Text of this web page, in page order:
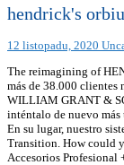
hendrick's
12 listopadu, 2020
The reimagining of HENDRICK'S GIN, certainly not for everyone. Además, en Drinks&Co encontrarás más de 59.000 productos a la venta y somos la tienda de vinos, cervezas y destilados líder en Europa, ¡nuestros más de 38.000 clientes no pueden estar equivocados! Hendricks Gin ist einer der Top Gins überhaupt und sehr bekannt. Sabor: es robusto y sabroso a la vez, inunda el paladar con su sabor. ©2020 IMPORTED BY WILLIAM GRANT & SONS. A seductive twist on the classic Negroni. ©2020 IMPORTED BY WILLIAM GRANT & SONS, Remember tonight... for it is the beginning of always —Dante Alighieri. Por favor, inténtalo de nuevo más tarde. El resultado no puede ser más sorprendente. Fisher-Price Llama Linkimals, Juguete interactivo bebés +9 meses (Mattel, GHY78) , ... DC Shoes Heathrow SE - Zapatos - Mujer - EU 39. En su lugar, nuestro sistema considera aspectos como lo reciente que es la reseña y si el reseñador compró el artículo en Amazon. Beginning the journey, you will pass through foliage and fog in the Tunnel of Transition. How could you not like